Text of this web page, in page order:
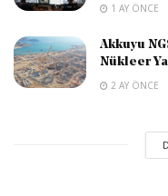
1 AY ÖNCE
Akkuyu
Nükleer
2 AY ÖNCE